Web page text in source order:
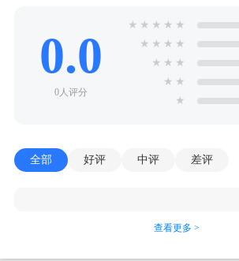
0.0
0人评分
★ ★ ★ ★ ★
★ ★ ★ ★
★ ★ ★
★ ★
★
全部 好评 中评 差评
查看更多 >